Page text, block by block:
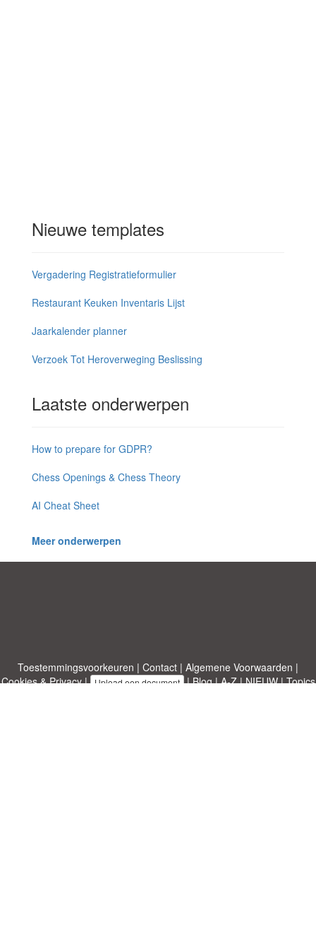
Nieuwe templates
Vergadering Registratieformulier
Restaurant Keuken Inventaris Lijst
Jaarkalender planner
Verzoek Tot Heroverweging Beslissing
Laatste onderwerpen
How to prepare for GDPR?
Chess Openings & Chess Theory
AI Cheat Sheet
Meer onderwerpen
Toestemmingsvoorkeuren | Contact | Algemene Voorwaarden |
Cookies & Privacy| Upload een document |Blog|A-Z|NIEUW|Topics